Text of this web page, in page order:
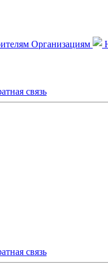
Организациям
связь
связь